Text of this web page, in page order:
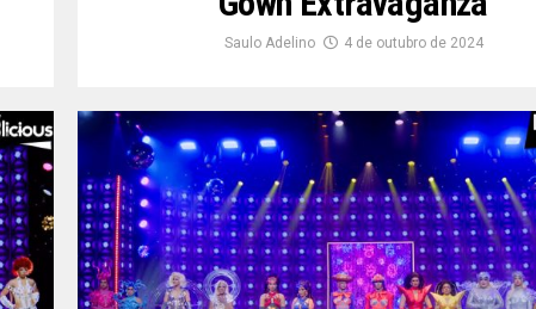
Saulo Adelino 4 de outubro de 2024